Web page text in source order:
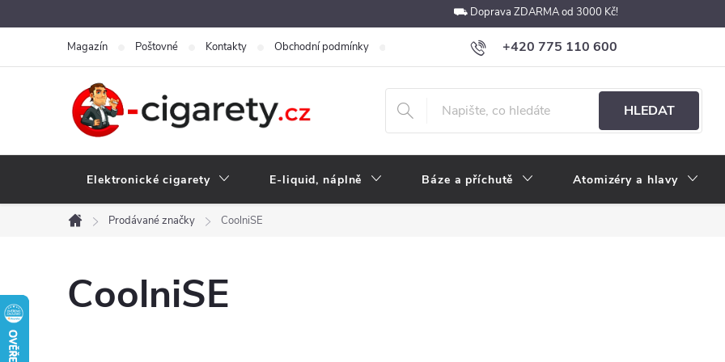
na
⛟ Doprava ZDARMA od 3000 Kč!
+420 775 110 600
obchod@e-cigarety.cz
Magazín Poštovné Kontakty Obchodní podmínky Podmínky ochrany osobních údajů Velkoobchod
HLEDAT
Elektronické cigarety E-liquid, náplně Báze a příchutě Atomizéry a hlavy
Domů
Prodávané značky CoolniSE
CoolniSE